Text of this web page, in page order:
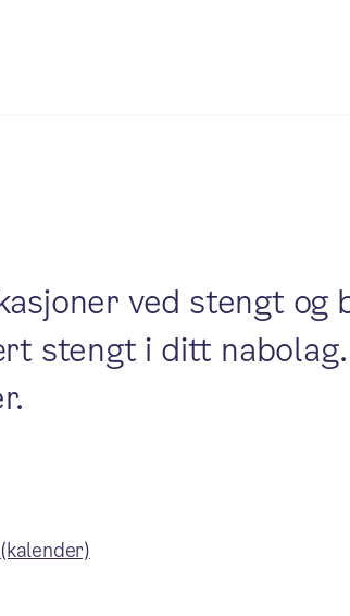
ved stengt og
stengt i ditt nabolag.